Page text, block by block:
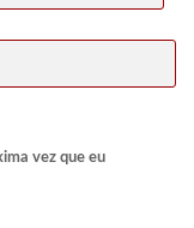
vez que eu